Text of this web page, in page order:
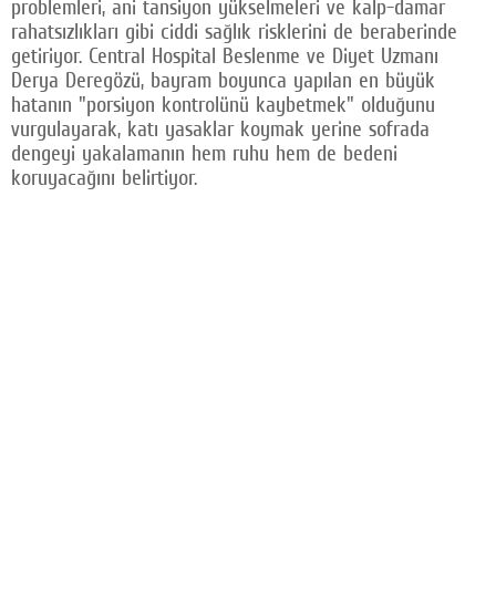
problemleri, ani tansiyon yükselmeleri ve kalp-damar
rahatsızlıkları gibi ciddi sağlık risklerini de beraberinde
getiriyor. Central Hospital Beslenme ve Diyet Uzmanı
Derya Deregözü, bayram boyunca yapılan en büyük
hatanın "porsiyon kontrolünü kaybetmek" olduğunu
vurgulayarak, katı yasaklar koymak yerine sofrada
dengeyi yakalamanın hem ruhu hem de bedeni
koruyacağını belirtiyor.